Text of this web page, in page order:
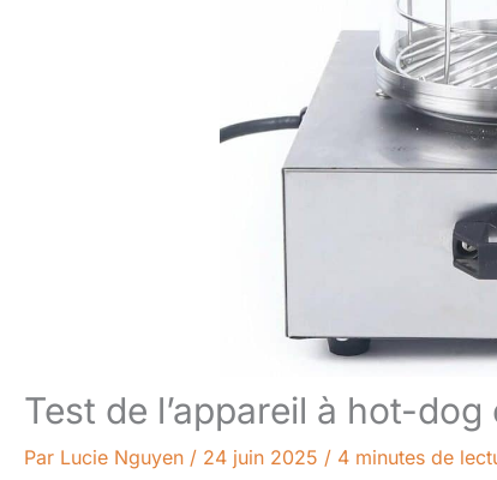
Test de l’appareil à hot-
Par Lucie Nguyen / 24 juin 2025 / 4 minutes de